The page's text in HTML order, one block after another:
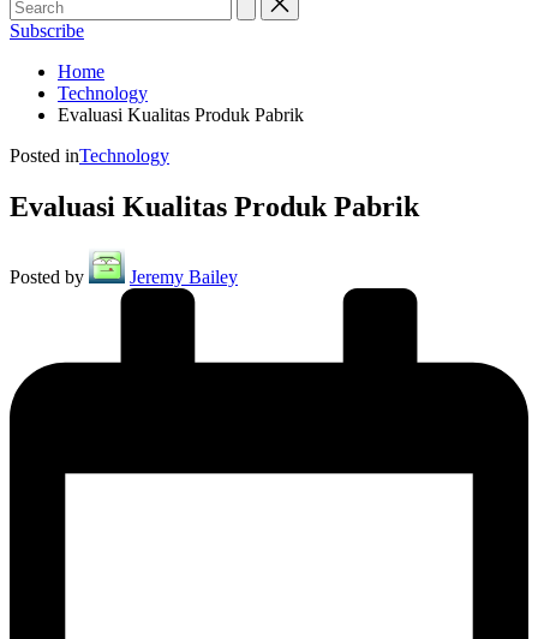
Subscribe
Home
Technology
Evaluasi Kualitas Produk Pabrik
Posted inTechnology
Evaluasi Kualitas Produk Pabrik
Posted by Jeremy Bailey